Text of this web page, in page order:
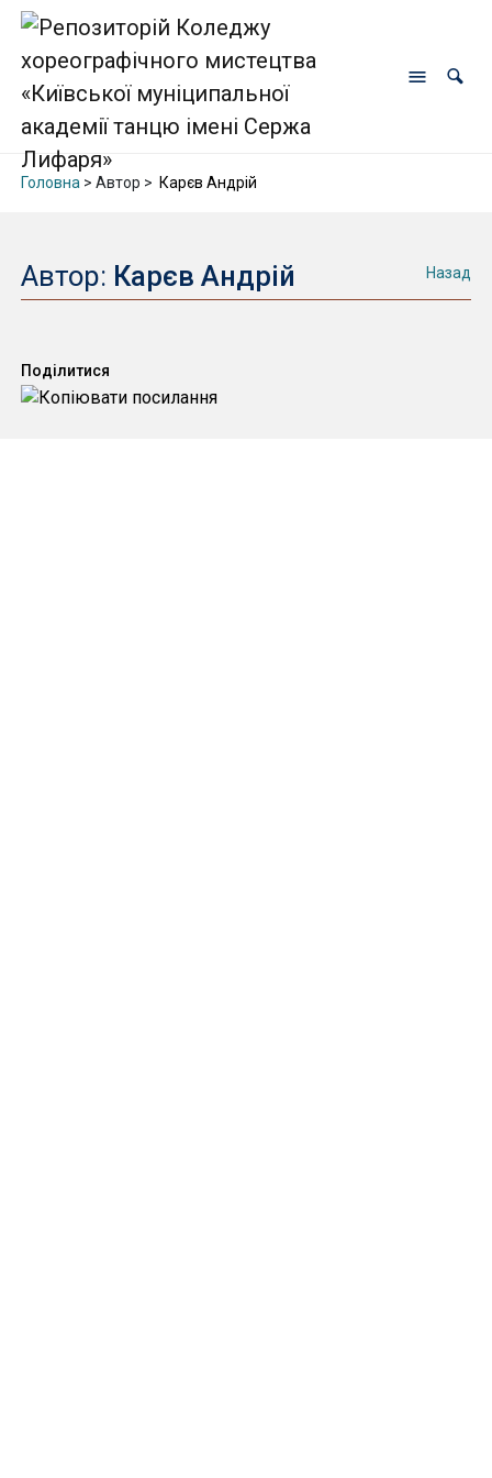
Головна > Автор > Карєв Андрій
Автор: Карєв Андрій Назад
Поділитися